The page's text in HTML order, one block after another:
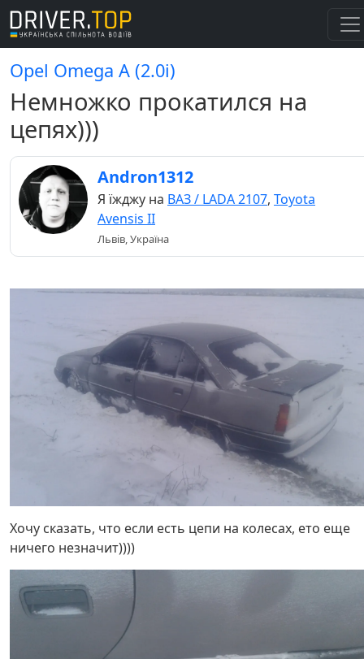
Opel Omega A (2.0і)
Немножко прокатился на
цепях)))
Andron1312
Я їжджу на ВАЗ / LADA 2107, Toyota
Avensis II
Львів, Україна
Хочу сказать, что если есть цепи на колесах, ето еще
ничего незначит))))